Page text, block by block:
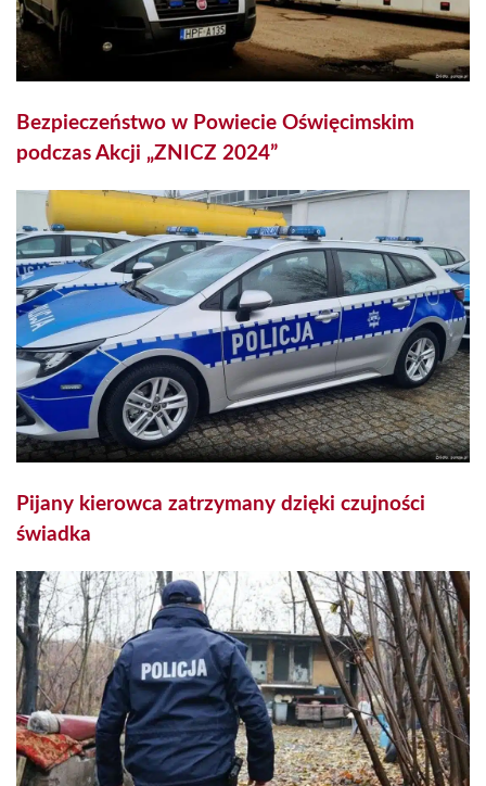
Bezpieczeństwo w Powiecie Oświęcimskim
podczas Akcji „ZNICZ 2024”
Pijany kierowca zatrzymany dzięki czujności
świadka